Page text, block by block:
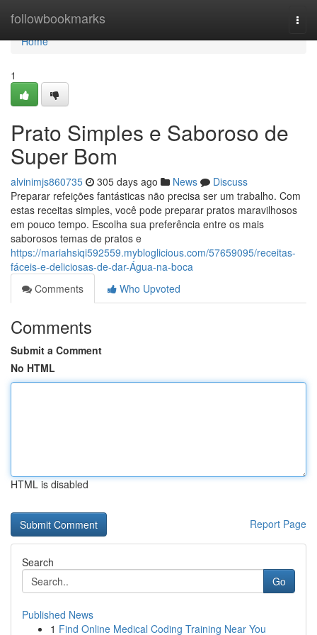
followbookmarks
Home
Home
1
Prato Simples e Saboroso de
Super Bom
alvinimjs860735 305 days ago News
Discuss
Preparar refeições fantásticas não precisa ser um trabalho. Com
estas receitas simples, você pode preparar pratos maravilhosos
em pouco tempo. Escolha sua preferência entre os mais
saborosos temas de pratos e
https://mariahsiqi592559.mybloglicious.com/57659095/receitas-
fáceis-e-deliciosas-de-dar-Água-na-boca
Comments
Who Upvoted
Comments
Submit a Comment
No HTML
HTML is disabled
Report Page
Search
Go
Published News
1 Find Online Medical Coding Training Near You